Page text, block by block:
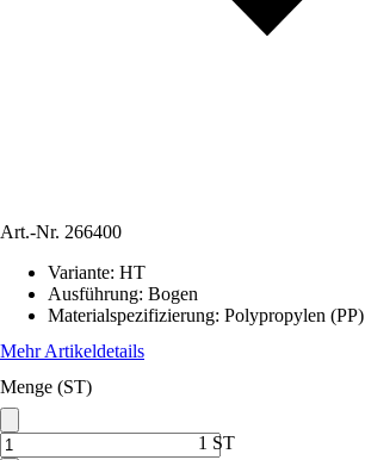
Art.-Nr. 266400
Variante: HT
Ausführung: Bogen
Materialspezifizierung: Polypropylen (PP)
Mehr Artikeldetails
Menge (ST)
1 ST